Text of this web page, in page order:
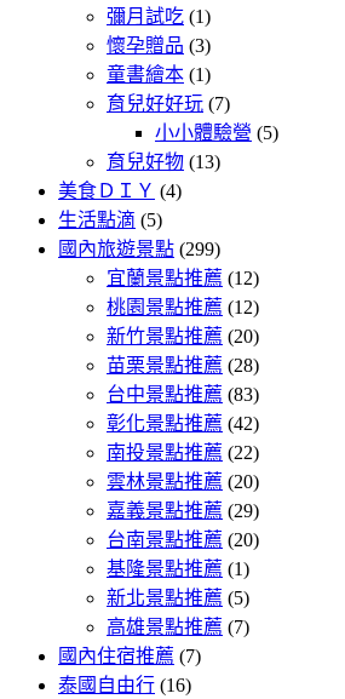
彌月試吃 (1)
懷孕贈品 (3)
童書繪本 (1)
育兒好好玩 (7)
小小體驗營 (5)
育兒好物 (13)
美食ＤＩＹ (4)
生活點滴 (5)
國內旅遊景點 (299)
宜蘭景點推薦 (12)
桃園景點推薦 (12)
新竹景點推薦 (20)
苗栗景點推薦 (28)
台中景點推薦 (83)
彰化景點推薦 (42)
南投景點推薦 (22)
雲林景點推薦 (20)
嘉義景點推薦 (29)
台南景點推薦 (20)
基隆景點推薦 (1)
新北景點推薦 (5)
高雄景點推薦 (7)
國內住宿推薦 (7)
泰國自由行 (16)